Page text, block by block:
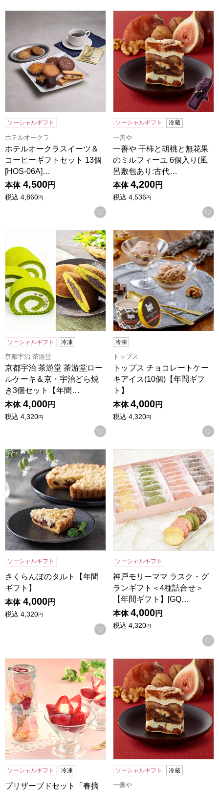
ホテルオークラスイーツ＆コーヒーギフトセット 13個
ソーシャルギフト
ホテルオークラ
ホテルオークラスイーツ＆
コーヒーギフトセット 13個
[HOS-06A]…
本体 4,500円
税込 4,860円
お気に入りに登録する
一善や 干柿と胡桃と無花果
ソーシャルギフト 冷蔵
一善や
一善や 干柿と胡桃と無花果
のミルフィーユ 6個入り(風
呂敷包あり:古代…
本体 4,200円
税込 4,536円
京都宇治 茶游堂 茶游堂ロールケーキ＆京・宇治どら焼き3
ソーシャルギフト 冷凍
京都宇治 茶游堂
京都宇治 茶游堂 茶游堂ロー
ルケーキ＆京・宇治どら焼
き3個セット【年間…
本体 4,000円
税込 4,320円
お気に入りに登録する
トップス チョコレートケー
冷凍
トップス
トップス チョコレートケー
キアイス(10個)【年間ギフ
ト】
本体 4,000円
税込 4,320円
さくらんぼのタルト【年間ギフト】
ソーシャルギフト
さくらんぼのタルト【年間
ギフト】
本体 4,000円
税込 4,320円
お気に入りに登録する
神戸モリーママ ラスク・グ
ソーシャルギフト
神戸モリーママ ラスク・グ
ランギフト＜4種詰合せ＞
【年間ギフト】[GQ…
本体 4,000円
税込 4,320円
プリザーブドセット「春摘み苺アイス」【年間ギフト】
ソーシャルギフト 冷凍
プリザーブドセット「春摘
一善や 干柿と胡桃と無花果
ソーシャルギフト 冷蔵
一善や